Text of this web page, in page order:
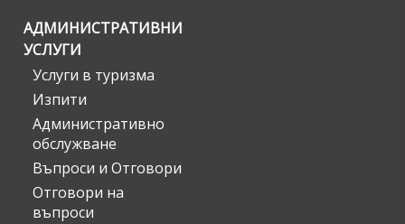
АДМИНИСТРАТИВНИ
УСЛУГИ
Услуги в туризма
Изпити
Административно
обслужване
Въпроси и Отговори
Отговори на
въпроси